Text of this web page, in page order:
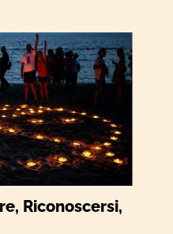
Riconoscersi,